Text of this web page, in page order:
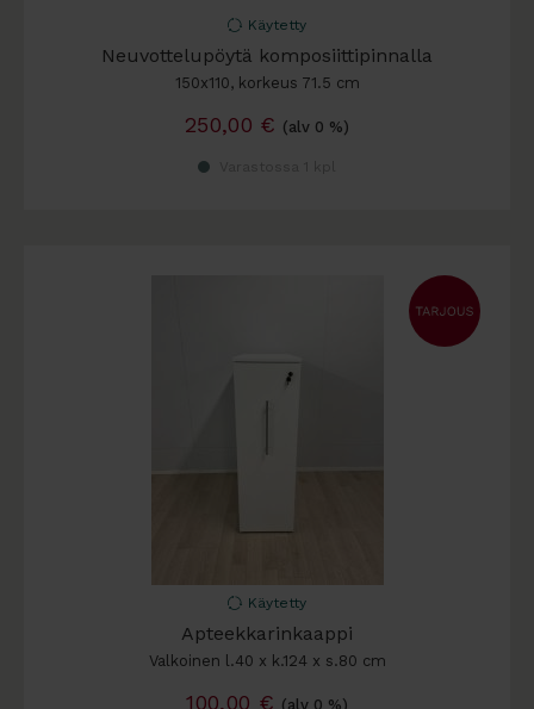
Käytetty
Neuvottelupöytä komposiittipinnalla
150x110, korkeus 71.5 cm
250,00 € (alv 0 %)
Käytetty
Apteekkarinkaappi
Valkoinen l.40 x k.124 x s.80 cm
100,00 € (alv 0 %)